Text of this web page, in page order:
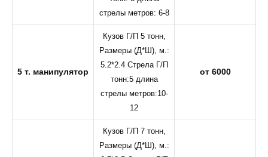
стрелы метров: 6-8
5 т. манипулятор
Кузов Г/П 5 тонн,
Размеры (Д*Ш), м.:
5.2*2.4 Стрела Г/П
тонн:5 длина
стрелы метров:10-
12
от 6000
Кузов Г/П 7 тонн,
Размеры (Д*Ш), м.: